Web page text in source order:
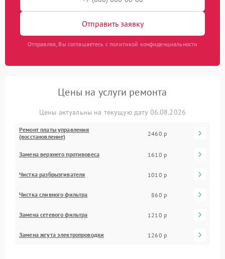
Отправить заявку
Отправляя, Вы соглашаетесь с политикой конфиденциальности
Цены на услуги ремонта
Цены актуальны на текущую дату 06.08.2026
Ремонт платы управления
(восстановление)
2460 р
Замена верхнего противовеса 1610 р
Чистка разбрызгивателя 1010 р
Чистка сливного фильтра 860 р
Замена сетевого фильтра 1210 р
Замена жгута электропроводки 1260 р